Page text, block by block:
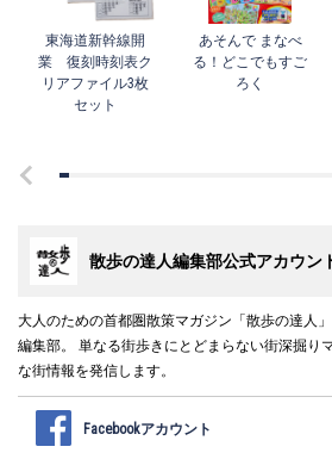
東海道新幹線開
業 復刻時刻表ク
リアファイル3枚
セット
あそんで まなべ
る！どこでもすご
ろく
散歩の達人編集部公式アカウン
大人のための首都圏散策マガジン「散歩の達人」
編集部。 単なる街歩きにとどまらない街深掘り
な街情報を発信します。
Facebookアカウント